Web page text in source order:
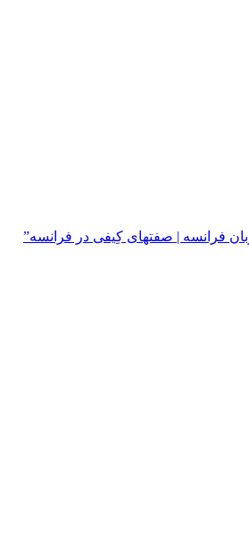
فرانسه | صفتهای کِیفی در فرانسه”